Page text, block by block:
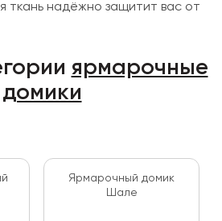
ткань надёжно защитит вас от
ярмарочные
домики
Ярмарочный домик
Шале